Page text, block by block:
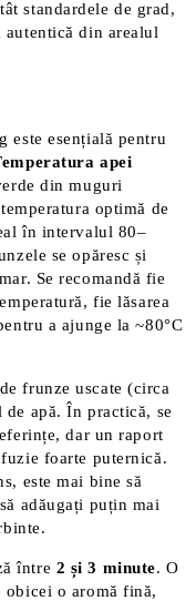
standardele de grad,
din arealul
este esențială pentru
apei
din muguri
optimă de
în intervalul 80–
se opăresc și
Se recomandă fie
fie lăsarea
a ajunge la ~80°C
frunze uscate (circa
apă. În practică, se
dar un raport
foarte puternică.
este mai bine să
adăugați puțin mai
între 2 și 3 minute. O
o aromă fină,